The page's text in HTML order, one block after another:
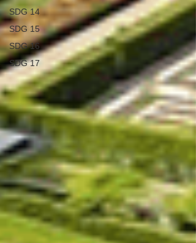
SDG 14
SDG 15
SDG 16
SDG 17